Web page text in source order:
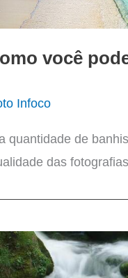
você
Infoco
quantidade de
das